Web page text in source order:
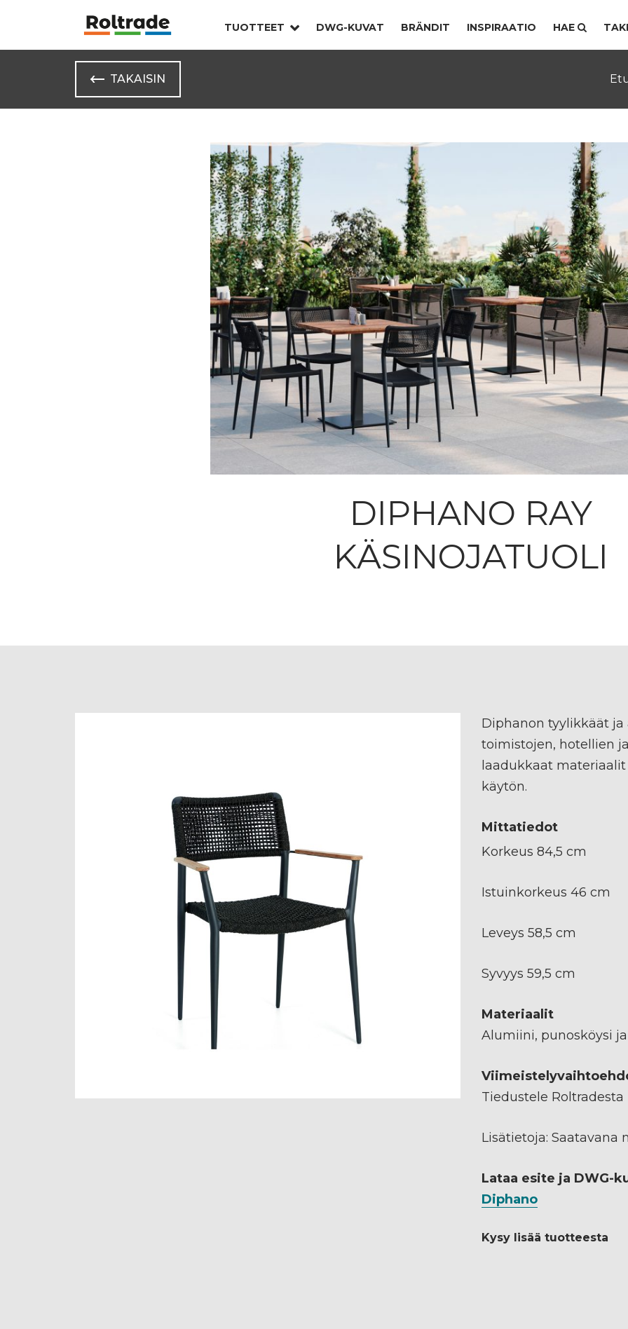
TUOTTEET DWG-KUVAT BRÄNDIT INSPIRAATIO HAE
TAKAISIN
DIPHANO RAY
KÄSINOJATUOLI
Diphanon tyylikkäät
toimistojen, hotellien
laadukkaat
käytön.
Mittatiedot
Korkeus 84,5 cm
Istuinkorkeus 46 cm
Leveys 58,5 cm
Syvyys 59,5 cm
Materiaalit
Alumiini, punosköysi
Tiedustele Roltradesta
Lisätietoja: Saatavana
Lataa esite ja DWG-
Diphano
Kysy lisää tuotteesta